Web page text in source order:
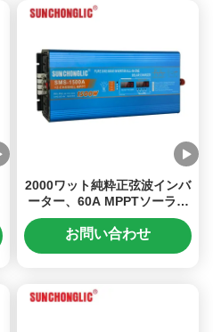
2000ワット純粋正弦波インバ
ーター、60A MPPTソーラー
充電器、高出力用途向け220V
AC出力
お問い合わせ